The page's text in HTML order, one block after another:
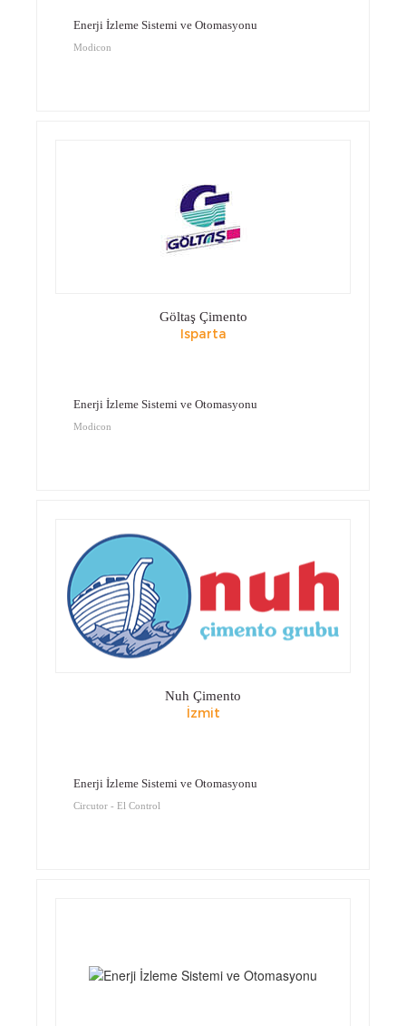
Enerji İzleme Sistemi ve Otomasyonu
Modicon
Göltaş Çimento
Isparta
Enerji İzleme Sistemi ve Otomasyonu
Modicon
Nuh Çimento
İzmit
Enerji İzleme Sistemi ve Otomasyonu
Circutor - El Control